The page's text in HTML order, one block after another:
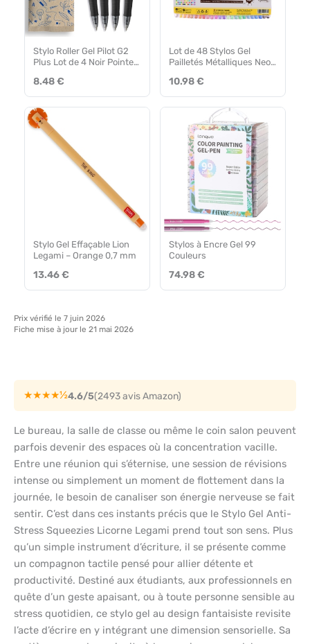
Stylo Roller Gel Pilot G2
Plus Lot de 4 Noir Pointe
8.48 €
Lot de 48 Stylos Gel
Pailletés Métalliques Neon
Multicolores
10.98 €
Stylo Gel Effaçable Lion
Legami – Orange 0,7 mm
13.46 €
Stylos à Encre Gel 99
Couleurs
74.98 €
Prix vérifié le 7 juin 2026
Fiche mise à jour le 21 mai 2026
★★★★½4.6/5(2493 avis Amazon)
Le bureau, la salle de classe ou même le coin salon peuvent
parfois devenir des espaces où la concentration vacille.
Entre une réunion qui s’éternise, une session de révisions
intense ou simplement un moment de flottement dans la
journée, le besoin de canaliser son énergie nerveuse se fait
sentir. C’est dans ces instants précis que le Stylo Gel Anti-
Stress Squeezies Licorne Legami prend tout son sens. Plus
qu’un simple instrument d’écriture, il se présente comme
un compagnon tactile pensé pour allier détente et
productivité. Destiné aux étudiants, aux professionnels en
quête d’un geste apaisant, ou à toute personne sensible au
stress quotidien, ce stylo gel au design fantaisiste revisite
l’acte d’écrire en y intégrant une dimension sensorielle. Sa